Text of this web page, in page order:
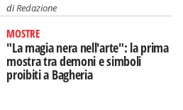
diRedazione
MOSTRE
"La magia nera nell'arte": la prima
mostra tra demoni e simboli
proibiti a Bagheria